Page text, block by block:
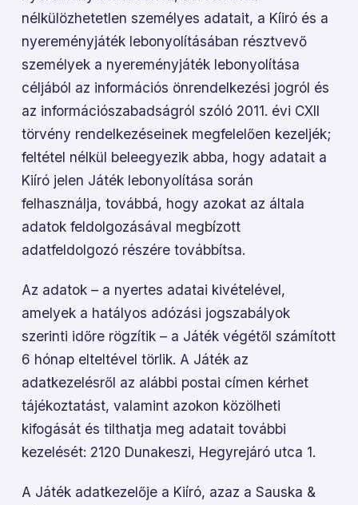
nélkülözhetetlen személyes adatait, a Kíiró és a
nyereményjáték lebonyolításában résztvevő
személyek a nyereményjáték lebonyolítása
céljából az információs önrendelkezési jogról és
az információszabadságról szóló 2011. évi CXII
törvény rendelkezéseinek megfelelően kezeljék;
feltétel nélkül beleegyezik abba, hogy adatait a
Kiíró jelen Játék lebonyolítása során
felhasználja, továbbá, hogy azokat az általa
adatok feldolgozásával megbízott
adatfeldolgozó részére továbbítsa.
Az adatok – a nyertes adatai kivételével,
amelyek a hatályos adózási jogszabályok
szerinti időre rögzítik – a Játék végétől számított
6 hónap elteltével törlik. A Játék az
adatkezelésről az alábbi postai címen kérhet
tájékoztatást, valamint azokon közölheti
kifogását és tilthatja meg adatait további
kezelését: 2120 Dunakeszi, Hegyrejáró utca 1.
A Játék adatkezelője a Kiíró, azaz a Sauska &